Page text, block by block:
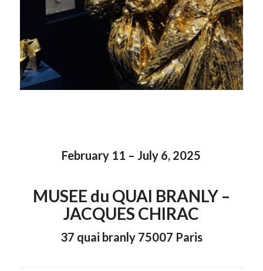
February 11 – July 6, 2025
MUSEE du QUAI BRANLY –
JACQUES CHIRAC
37 quai branly 75007 Paris